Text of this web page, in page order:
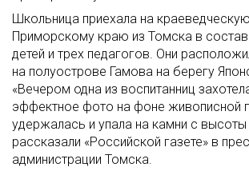
Школьница приехала на
Приморскому краю из Томска в
детей и трех педагогов. Они
на полуострове Гамова на берегу
«Вечером одна из воспитанниц
эффектное фото на фоне живописной
удержалась и упала на камни с
рассказали «Российской газете» в
администрации Томска.